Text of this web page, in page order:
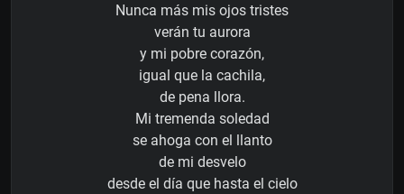
Nunca más mis ojos tristes
verán tu aurora
y mi pobre corazón,
igual que la cachila,
de pena llora.
Mi tremenda soledad
se ahoga con el llanto
de mi desvelo
desde el día que hasta el cielo